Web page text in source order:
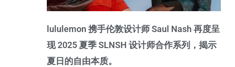
lululemon 携手伦敦设计师 Saul Nash 再度呈
现 2025 夏季 SLNSH 设计师合作系列，揭示
夏日的自由本质。